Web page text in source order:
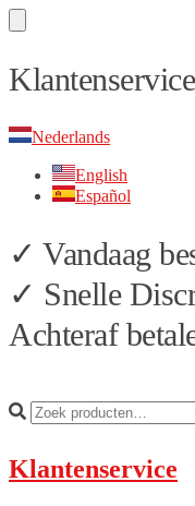
Skip
to
Skip
to
Nederlands
English
Español
✓ Vandaag
✓ Snelle
Achteraf
Klantenservice